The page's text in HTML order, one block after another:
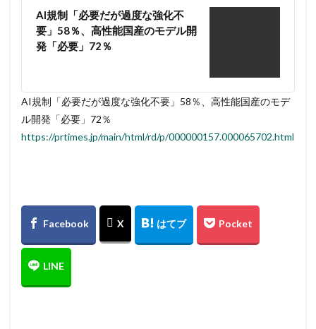
AI規制「必要だが過度な強化不
要」58％、高性能国産のモデル開
発「必要」72％
AI規制「必要だが過度な強化不要」58％、高性能国産のモデ
ル開発「必要」72％
https://prtimes.jp/main/html/rd/p/000000157.000065702.html